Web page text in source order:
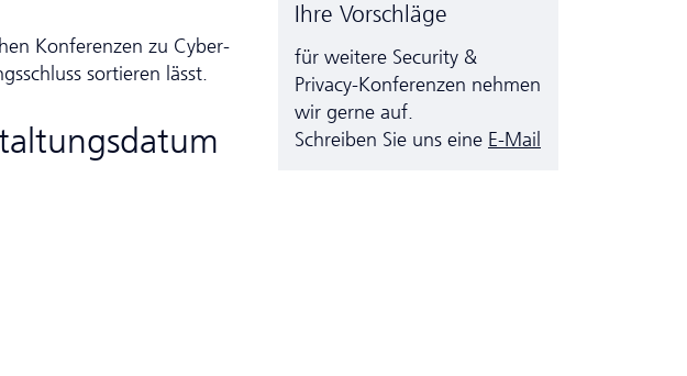
Konferenzen zu Cyber­
sortieren lässt.
Ihre Vorschläge
für weitere Security &
Privacy-Konferenzen nehmen
wir gerne auf.
Schreiben Sie uns eine E-Mail